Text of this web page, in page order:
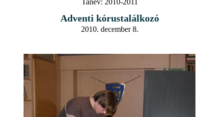
Adventi kórustalálkozó
2010. december 8.